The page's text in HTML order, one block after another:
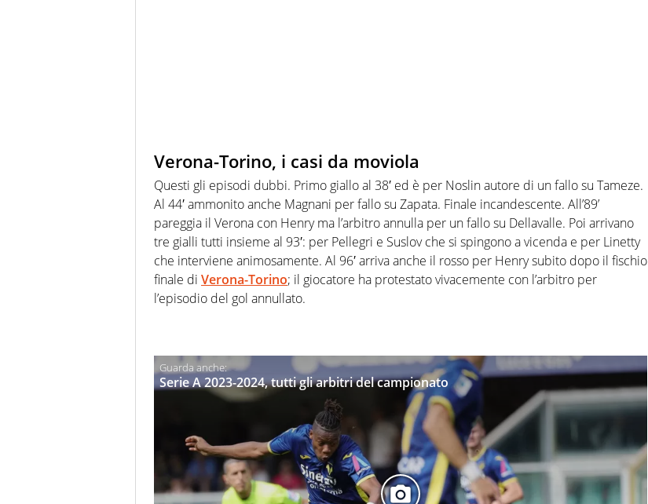
Verona-Torino, i casi da moviola
Questi gli episodi dubbi. Primo giallo al 38′ ed è per Noslin autore di un fallo su Tameze.
Al 44′ ammonito anche Magnani per fallo su Zapata. Finale incandescente. All’89’
pareggia il Verona con Henry ma l’arbitro annulla per un fallo su Dellavalle. Poi arrivano
tre gialli tutti insieme al 93′: per Pellegri e Suslov che si spingono a vicenda e per Linetty
che interviene animosamente. Al 96′ arriva anche il rosso per Henry subito dopo il fischio
finale di Verona-Torino; il giocatore ha protestato vivacemente con l’arbitro per
l’episodio del gol annullato.
Serie A 2023-2024, tutti gli arbitri del campionato